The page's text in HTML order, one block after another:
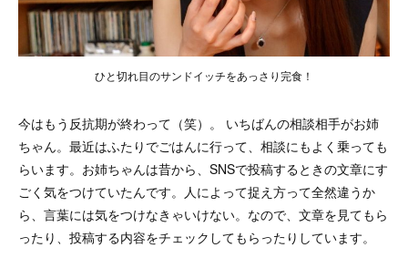
ひと切れ目のサンドイッチをあっさり完食！
今はもう反抗期が終わって（笑）。 いちばんの相談相手がお姉
ちゃん。最近はふたりでごはんに行って、相談にもよく乗っても
らいます。お姉ちゃんは昔から、SNSで投稿するときの文章にす
ごく気をつけていたんです。人によって捉え方って全然違うか
ら、言葉には気をつけなきゃいけない。なので、文章を見てもら
ったり、投稿する内容をチェックしてもらったりしています。